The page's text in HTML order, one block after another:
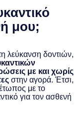
μου;
λεύκανση δοντιών,
με και χωρίς
στην αγορά. Έτσι,
με το
για τον ασθενή